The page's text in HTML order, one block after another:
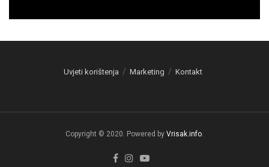
Uvjeti korištenja Marketing Kontakt
Copyright © 2020. Powered by Vrisak.info